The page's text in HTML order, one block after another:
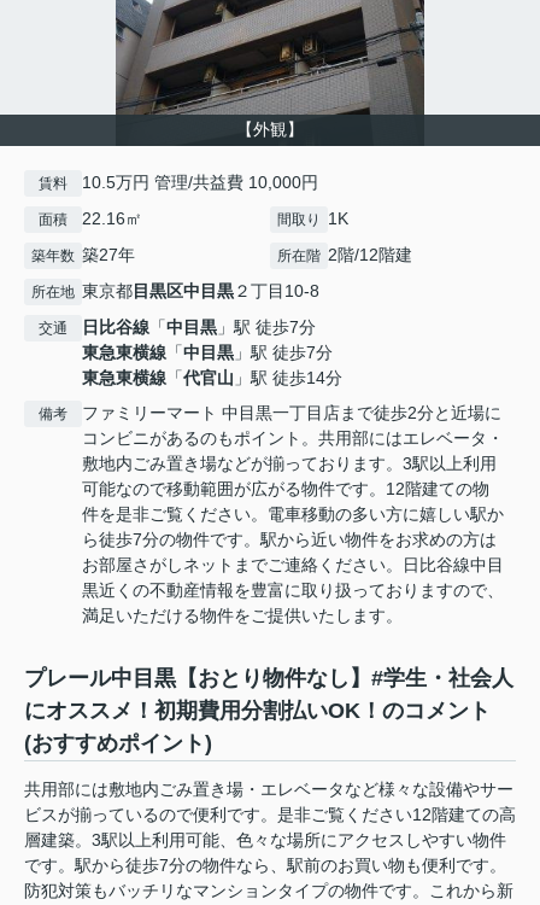
【外観】
賃料 10.5万円 管理/共益費 10,000円
面積 22.16㎡ 間取り 1K
築年数 築27年 所在階 2階/12階建
所在地 東京都目黒区中目黒２丁目10-8
交通 日比谷線 「中目黒 」駅 徒歩7分
東急東横線 「中目黒 」駅 徒歩7分
東急東横線 「代官山 」駅 徒歩14分
備考
ファミリーマート 中目黒一丁目店まで徒歩2分と近場に
コンビニがあるのもポイント。共用部にはエレベータ・
敷地内ごみ置き場などが揃っております。3駅以上利用
可能なので移動範囲が広がる物件です。12階建ての物
件を是非ご覧ください。電車移動の多い方に嬉しい駅か
ら徒歩7分の物件です。駅から近い物件をお求めの方は
お部屋さがしネットまでご連絡ください。日比谷線中目
黒近くの不動産情報を豊富に取り扱っておりますので、
満足いただける物件をご提供いたします。
プレール中目黒【おとり物件なし】#学生・社会人
にオススメ！初期費用分割払いOK！のコメント
(おすすめポイント)
共用部には敷地内ごみ置き場・エレベータなど様々な設備やサー
ビスが揃っているので便利です。是非ご覧ください12階建ての高
層建築。3駅以上利用可能、色々な場所にアクセスしやすい物件
です。駅から徒歩7分の物件なら、駅前のお買い物も便利です。
防犯対策もバッチリなマンションタイプの物件です。これから新